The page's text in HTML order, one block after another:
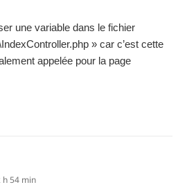
une variable dans le fichier
» car c’est cette
appelée pour la page
h 54 min